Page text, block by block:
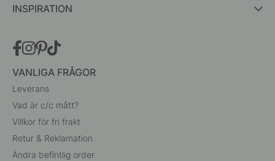
INSPIRATION
VANLIGA FRÅGOR
Leverans
Vad är c/c mått?
Villkor för fri frakt
Retur & Reklamation
Ändra befintlig order